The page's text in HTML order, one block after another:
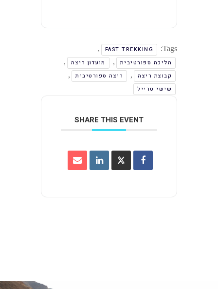
Tags:
FAST TREKKING
,
הליכה ספורטיבית
, מועדון ריצה
,
קבוצת ריצה
, ריצה ספורטיבית
,
שישי טרייל
SHARE THIS EVENT